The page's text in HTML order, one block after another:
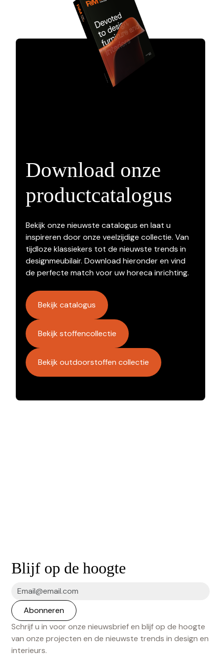
Download onze
productcatalogus
Bekijk onze nieuwste catalogus en laat u
inspireren door onze veelzijdige collectie. Van
tijdloze klassiekers tot de nieuwste trends in
designmeubilair. Download hieronder en vind
de perfecte match voor uw horeca inrichting.
Bekijk catalogus
Bekijk stoffencollectie
Bekijk outdoorstoffen collectie
Blijf op de hoogte
Schrijf u in voor onze nieuwsbrief en blijf op de hoogte
van onze projecten en de nieuwste trends in design en
interieurs.